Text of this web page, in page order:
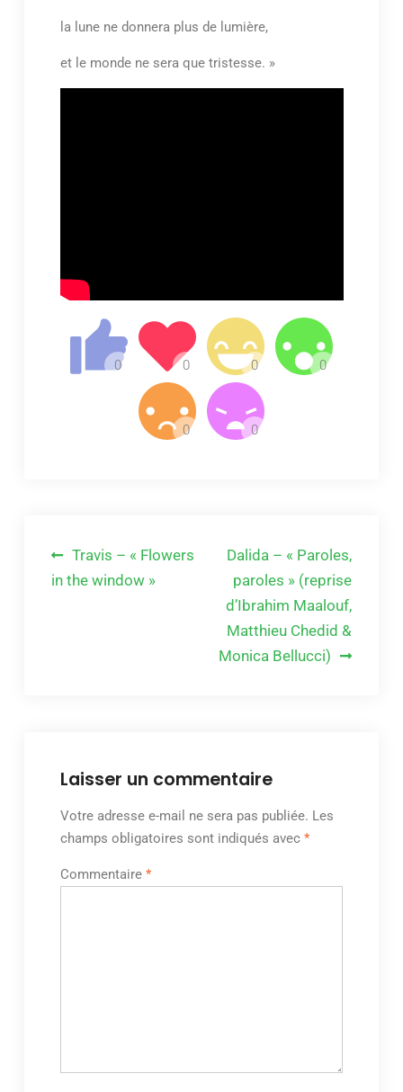
la lune ne donnera plus de lumière,
et le monde ne sera que tristesse. »
Navigation
de
Travis – « Flowers
in the window »
Dalida – « Paroles,
paroles » (reprise
d’Ibrahim Maalouf,
Matthieu Chedid &
Monica Bellucci)
Laisser un commentaire
Votre adresse e-mail ne sera pas publiée. Les
champs obligatoires sont indiqués avec *
Commentaire *